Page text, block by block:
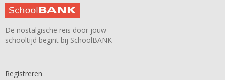
De nostalgische reis door jouw
schooltijd begint bij SchoolBANK
Registreren